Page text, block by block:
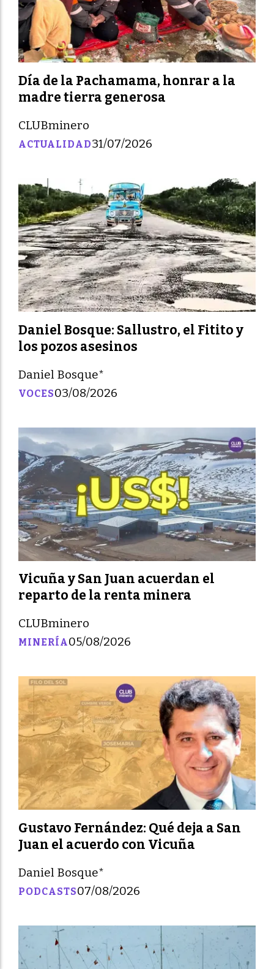
Día de la Pachamama, honrar a la
madre tierra generosa
CLUBminero
ACTUALIDAD31/07/2026
Daniel Bosque: Sallustro, el Fitito y
los pozos asesinos
Daniel Bosque*
VOCES03/08/2026
Vicuña y San Juan acuerdan el
reparto de la renta minera
CLUBminero
MINERÍA05/08/2026
Gustavo Fernández: Qué deja a San
Juan el acuerdo con Vicuña
Daniel Bosque*
PODCASTS07/08/2026